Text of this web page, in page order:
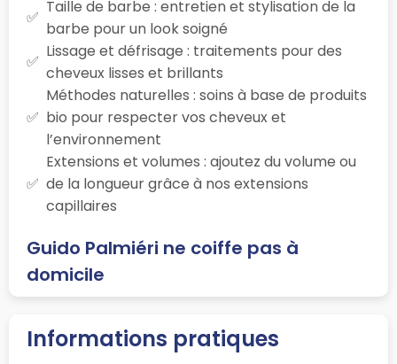
Taille de barbe : entretien et stylisation de la
barbe pour un look soigné
Lissage et défrisage : traitements pour des
cheveux lisses et brillants
Méthodes naturelles : soins à base de produits
bio pour respecter vos cheveux et
l’environnement
Extensions et volumes : ajoutez du volume ou
de la longueur grâce à nos extensions
capillaires
Guido Palmiéri ne coiffe pas à
domicile
Informations pratiques